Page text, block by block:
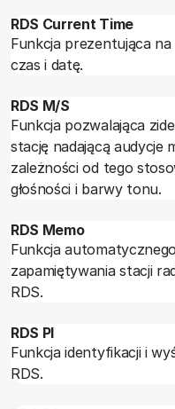
RDS Current Time
Funkcja prezentująca
czas i datę.
RDS M/S
Funkcja pozwalająca
stację nadającą audycje
zależności od tego
głośności i barwy tonu.
RDS Memo
Funkcja
zapamiętywania stacji
RDS.
RDS PI
Funkcja identyfikacji i
RDS.